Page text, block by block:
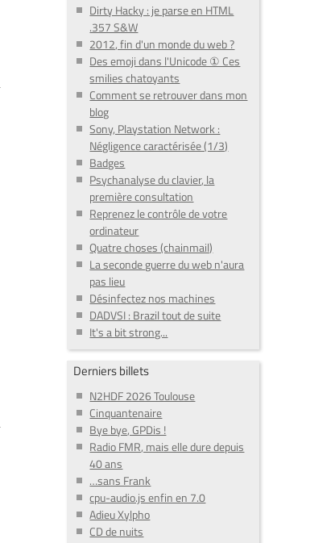
Dirty Hacky : je parse en HTML
.357 S&W
2012, fin d'un monde du web ?
Des emoji dans l'Unicode ① Ces
smilies chatoyants
Comment se retrouver dans mon
blog
Sony, Playstation Network :
Négligence caractérisée (1/3)
Badges
Psychanalyse du clavier, la
première consultation
Reprenez le contrôle de votre
ordinateur
Quatre choses (chainmail)
La seconde guerre du web n'aura
pas lieu
Désinfectez nos machines
DADVSI : Brazil tout de suite
It's a bit strong...
Derniers billets
N2HDF 2026 Toulouse
Cinquantenaire
Bye bye, GPDis !
Radio FMR, mais elle dure depuis
40 ans
…sans Frank
cpu-audio.js enfin en 7.0
Adieu Xylpho
CD de nuits